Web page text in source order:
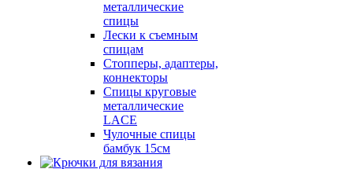
металлические
спицы
Лески к съемным
спицам
Стопперы, адаптеры,
коннекторы
Спицы круговые
металлические
LACE
Чулочные спицы
бамбук 15см